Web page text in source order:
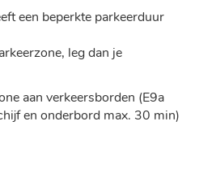
een beperkte parkeerduur
leg dan je
aan verkeersborden (E9a
en onderbord max. 30 min)